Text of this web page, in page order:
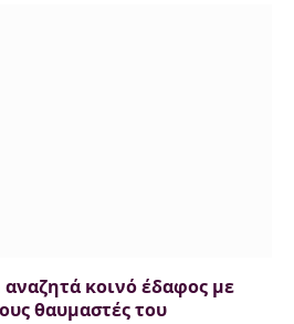
κοινό έδαφος με
θαυμαστές του